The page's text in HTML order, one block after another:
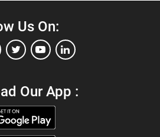
Us On:
Our App :